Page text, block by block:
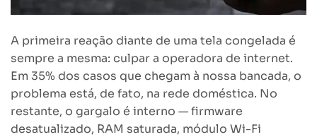
A primeira reação diante de uma tela congelada é
sempre a mesma: culpar a operadora de internet.
Em 35% dos casos que chegam à nossa bancada, o
problema está, de fato, na rede doméstica. No
restante, o gargalo é interno — firmware
desatualizado, RAM saturada, módulo Wi-Fi